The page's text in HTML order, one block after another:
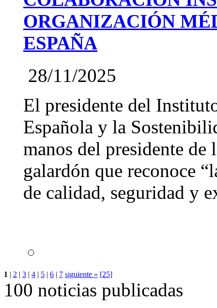
ORGANIZACIÓN
ESPAÑA
28/11/2025
El presidente del
Española y la
manos del presidente de
galardón que reconoce
de calidad, seguridad y
1 | 2 | 3 | 4 | 5 | 6 | 7 siguiente » [25]
100 noticias publicadas